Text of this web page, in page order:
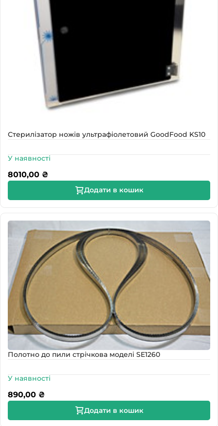
Стерилізатор ножів ультрафіолетовий GoodFood KS10
У наявності
8010,00 ₴
Додати в кошик
Полотно до пили стрічкова моделі SE1260
У наявності
890,00 ₴
Додати в кошик